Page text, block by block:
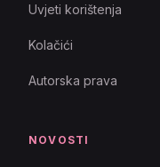
Uvjeti korištenja
Kolačići
Autorska prava
NOVOSTI